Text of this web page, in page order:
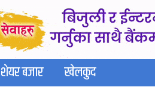
शेयर बजार
खेलकुद